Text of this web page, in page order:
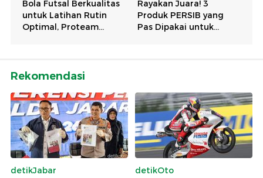
Rekomendasi
detikJabar
detikOto